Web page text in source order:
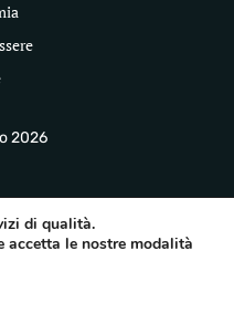
2026
di qualità.
accetta le nostre modalità